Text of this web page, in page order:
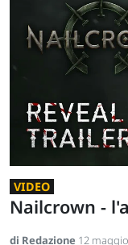
VIDEO
Nailcrown -
di Redazione 12